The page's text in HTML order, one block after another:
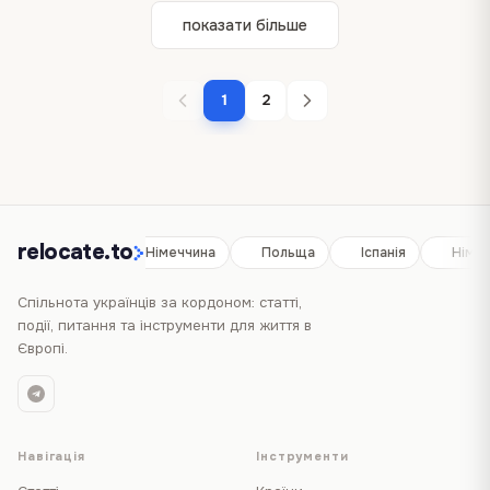
показати більше
1 2
relocate.to
Іспанія Німеччина Польща Іспанія
Спільнота українців за кордоном: статті,
події, питання та інструменти для життя в
Європі.
Навігація Інструменти